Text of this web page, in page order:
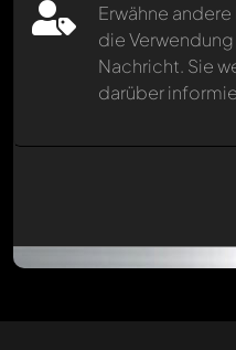
Erwähne
die
Nachricht. Sie
darüber